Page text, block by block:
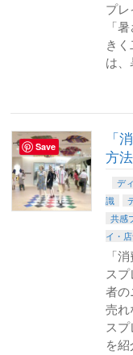
プレ
「
き
は
「
方
デ
識
共感
イ・
「
ス
者の
売れ
ス
を
Save